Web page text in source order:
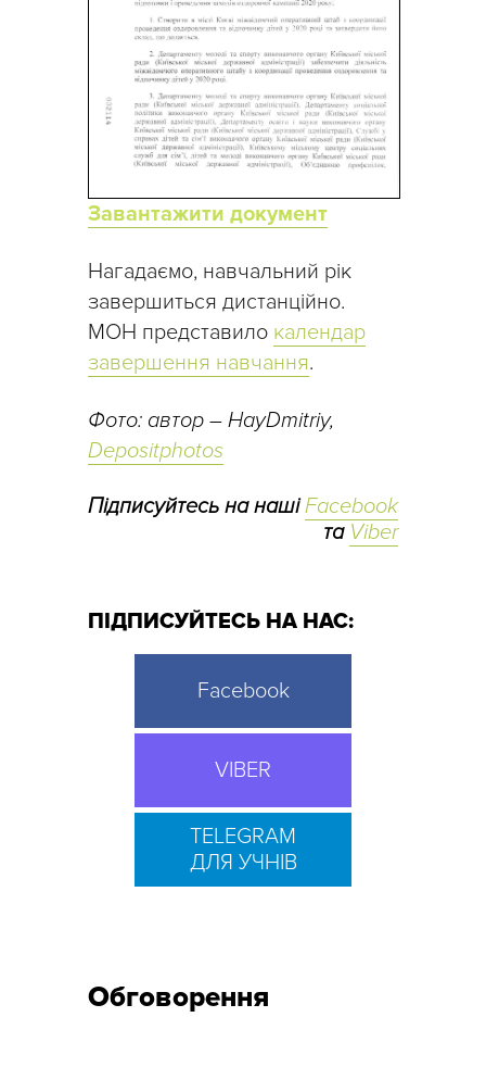
Завантажити документ
Нагадаємо, навчальний рік
завершиться дистанційно.
МОН представило календар
завершення навчання.
Фото: автор – HayDmitriy,
Depositphotos
Підписуйтесь на нашіFacebook
та Viber
ПІДПИСУЙТЕСЬ НА НАС:
Facebook
VIBER
TELEGRAM
ДЛЯ УЧНІВ
Обговорення